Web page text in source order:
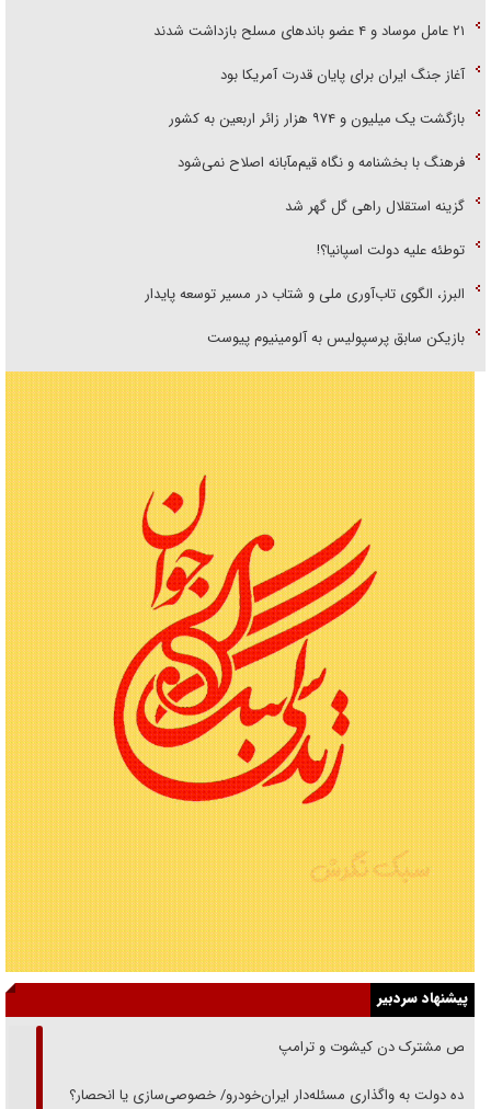
۲۱ عامل موساد و ۴ عضو باند‌های مسلح بازداشت شدند
آغاز جنگ ایران برای پایان قدرت آمریکا بود
بازگشت یک میلیون و ۹۷۴ هزار زائر اربعین به کشور
فرهنگ با بخشنامه و نگاه قیم‌مآبانه اصلاح نمی‌شود
گزینه استقلال راهی گل گهر شد
توطئه علیه دولت اسپانیا؟!
البرز، الگوی تاب‌آوری ملی و شتاب در مسیر توسعه پایدار
بازیکن سابق پرسپولیس به آلومینیوم پیوست
پیشنهاد سردبیر
رقص مشترک دن کیشوت و ترامپ
دنده دولت به واگذاری مسئله‌دار ایران‌خودرو/ خصوصی‌سازی یا انحصار؟